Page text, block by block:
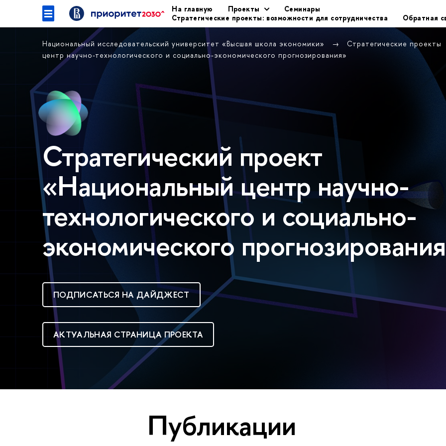
На главную Проекты
Семинары
Стратегические проекты: возможности для сотрудничества
Обратная
Национальный исследовательский университет «Высшая школа экономики»
Стратегические проекты
центр научно-технологического и социально-экономического прогнозирования»
Стратегический проект
«Национальный центр научно-
технологического и социально-
экономического
ПОДПИСАТЬСЯ НА ДАЙДЖЕСТ
АКТУАЛЬНАЯ СТРАНИЦА ПРОЕКТА
Публикации